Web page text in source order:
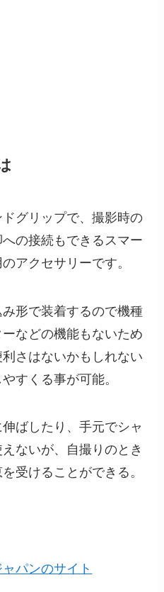
グリップで、撮影時の
の接続もできるスマー
アクセサリーです。
形で装着するので機種
などの機能もないため
さはないかもしれない
すくる事が可能。
ばしたり、手元でシャ
ないが、自撮りのとき
受けることができる。
パンのサイト